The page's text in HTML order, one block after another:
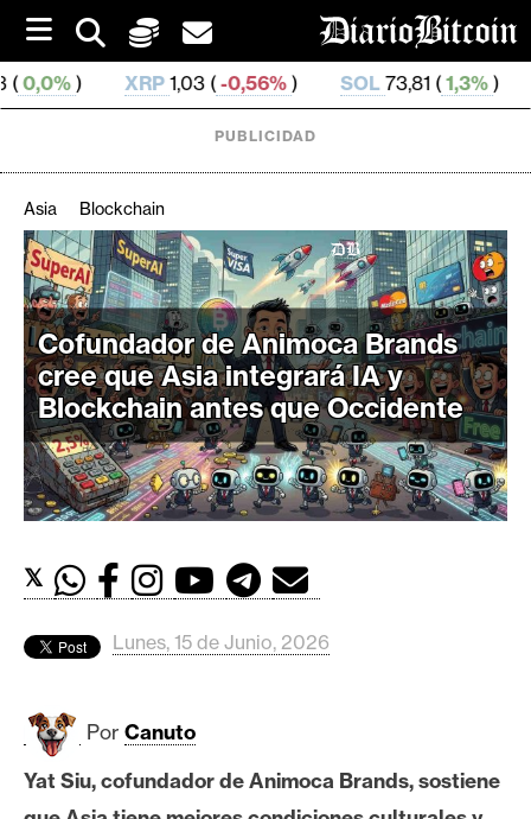
i
p
t
o
(-0,56% SOL73,81 (1,3% TRX0,327 717 (
C
r
i
p
t
o
M
e
r
d
s
B
t
PUBLICIDAD
Asia Blockchain
Cofundador de Animoca Brands
cree que Asia integrará IA y
Blockchain antes que Occidente
𝕏
Lunes, 15 de Junio, 2026
Por Canuto
Yat Siu, cofundador de Animoca Brands, sostiene